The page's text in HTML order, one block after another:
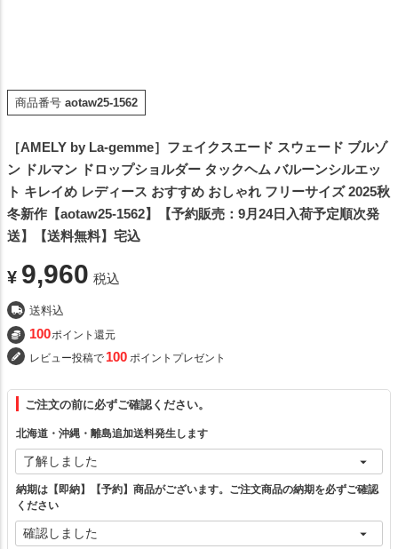
フリー（1）
ベージュ
商品番号 aotaw25-1562
［AMELY by La-gemme］フェイクスエード スウェード ブルゾ
ン ドルマン ドロップショルダー タックヘム バルーンシルエッ
ト キレイめ レディース おすすめ おしゃれ フリーサイズ 2025秋
冬新作【aotaw25-1562】【予約販売：9月24日入荷予定順次発
送】【送料無料】宅込
¥ 9,960 税込
送料込
100ポイント還元
レビュー投稿で 100 ポイントプレゼント
ご注文の前に必ずご確認ください。
北海道・沖縄・離島追加送料発生します
納期は【即納】【予約】商品がございます。ご注文商品の納期を必ずご確認
ください